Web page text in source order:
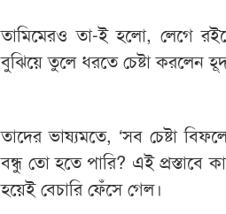
তামিমেরও তা-ই হলো, লেগে
বুঝিয়ে তুলে ধরতে চেষ্টা করলেন
তাদের ভাষ্যমতে, ‘সব চেষ্টা
বন্ধু তো হতে পারি? এই প্রস্তাবে
হয়েই বেচারি ফেঁসে গেল।